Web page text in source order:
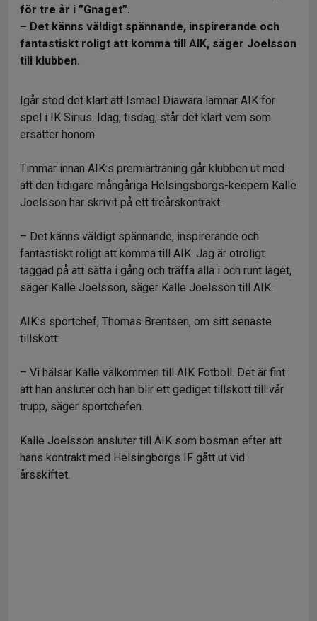
för tre år i ”Gnaget”.
– Det känns väldigt spännande, inspirerande och
fantastiskt roligt att komma till AIK, säger Joelsson
till klubben.
Igår stod det klart att Ismael Diawara lämnar AIK för
spel i IK Sirius. Idag, tisdag, står det klart vem som
ersätter honom.
Timmar innan AIK:s premiärträning går klubben ut med
att den tidigare mångåriga Helsingsborgs-keepern Kalle
Joelsson har skrivit på ett treårskontrakt.
– Det känns väldigt spännande, inspirerande och
fantastiskt roligt att komma till AIK. Jag är otroligt
taggad på att sätta i gång och träffa alla i och runt laget,
säger Kalle Joelsson, säger Kalle Joelsson till AIK.
AIK:s sportchef, Thomas Brentsen, om sitt senaste
tillskott:
– Vi hälsar Kalle välkommen till AIK Fotboll. Det är fint
att han ansluter och han blir ett gediget tillskott till vår
trupp, säger sportchefen.
Kalle Joelsson ansluter till AIK som bosman efter att
hans kontrakt med Helsingborgs IF gått ut vid
årsskiftet.